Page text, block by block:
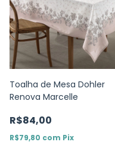
Toalha de Mesa Dohler
Renova Marcelle
R$84,00
R$79,80 com Pix